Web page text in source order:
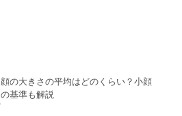
顔の大きさの平均はどのくらい？小顔
の基準も解説